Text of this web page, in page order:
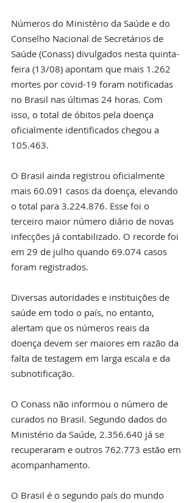
Números do Ministério da Saúde e do
Conselho Nacional de Secretários de
Saúde (Conass) divulgados nesta quinta-
feira (13/08) apontam que mais 1.262
mortes por covid-19 foram notificadas
no Brasil nas últimas 24 horas. Com
isso, o total de óbitos pela doença
oficialmente identificados chegou a
105.463.
O Brasil ainda registrou oficialmente
mais 60.091 casos da doença, elevando
o total para 3.224.876. Esse foi o
terceiro maior número diário de novas
infecções já contabilizado. O recorde foi
em 29 de julho quando 69.074 casos
foram registrados.
Diversas autoridades e instituições de
saúde em todo o país, no entanto,
alertam que os números reais da
doença devem ser maiores em razão da
falta de testagem em larga escala e da
subnotificação.
O Conass não informou o número de
curados no Brasil. Segundo dados do
Ministério da Saúde, 2.356.640 já se
recuperaram e outros 762.773 estão em
acompanhamento.
O Brasil é o segundo país do mundo